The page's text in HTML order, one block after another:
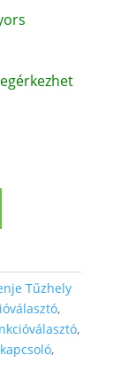
Tűzhely
,
,
,